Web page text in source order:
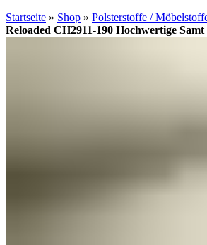
Startseite » Shop » Polsterstoffe /
Reloaded CH2911-190 Hochwertige Samt